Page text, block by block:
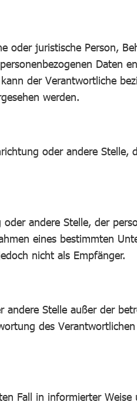
juristische Person,
Daten
der Verantwortliche
werden.
oder andere
andere Stelle, der
eines bestimmten
nicht als Empfänger.
Stelle außer der
des
Fall in informierter